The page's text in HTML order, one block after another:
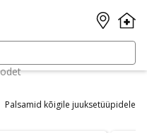
Palsamid kõigile juuksetüüpidele